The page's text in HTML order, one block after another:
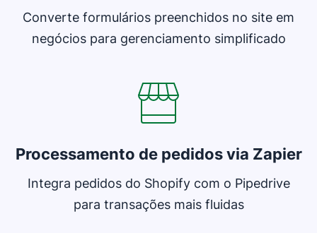
Converte formulários preenchidos no site em
negócios para gerenciamento simplificado
Processamento de pedidos via Zapier
Integra pedidos do Shopify com o Pipedrive
para transações mais fluidas